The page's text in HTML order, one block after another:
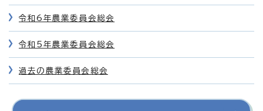
令和6年農業委員会総会
令和5年農業委員会総会
過去の農業委員会総会